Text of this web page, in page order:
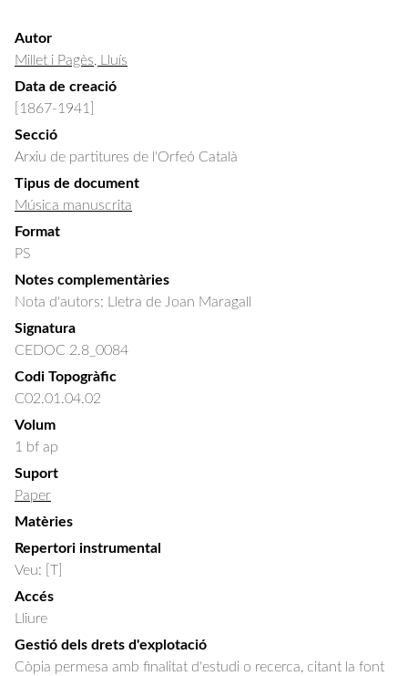
Autor
Millet i Pagès, Lluís
Data de creació
[1867-1941]
Secció
Arxiu de partitures de l'Orfeó Català
Tipus de document
Música manuscrita
Format
PS
Notes complementàries
Nota d'autors: Lletra de Joan Maragall
Signatura
CEDOC 2.8_0084
Codi Topogràfic
C02.01.04.02
Volum
1 bf ap
Suport
Paper
Matèries
Repertori instrumental
Veu: [T]
Accés
Lliure
Gestió dels drets d'explotació
Còpia permesa amb finalitat d'estudi o recerca, citant la font